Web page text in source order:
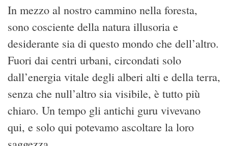
In mezzo al nostro cammino nella foresta,
sono cosciente della natura illusoria e
desiderante sia di questo mondo che dell’altro.
Fuori dai centri urbani, circondati solo
dall’energia vitale degli alberi alti e della terra,
senza che null’altro sia visibile, è tutto più
chiaro. Un tempo gli antichi guru vivevano
qui, e solo qui potevamo ascoltare la loro